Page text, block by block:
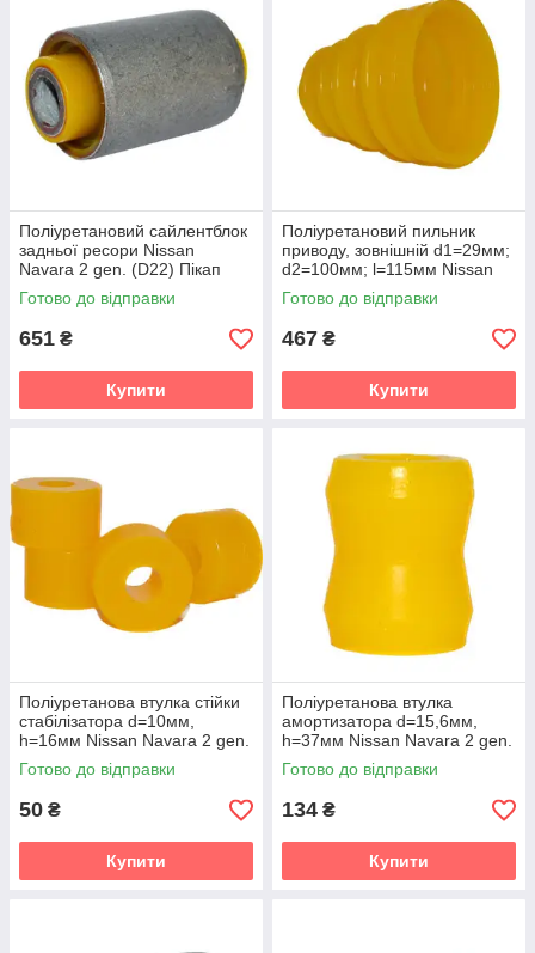
Поліуретановий сайлентблок
задньої ресори Nissan
Navara 2 gen. (D22) Пікап
(1998-2022) v19
Готово до відправки
651 ₴
Купити
Поліуретановий пильник
приводу, зовнішній d1=29мм;
d2=100мм; l=115мм Nissan
Navara 2 gen. (D22) Пікап
(1998-2022) v19
Готово до відправки
467 ₴
Купити
Поліуретанова втулка стійки
стабілізатора d=10мм,
h=16мм Nissan Navara 2 gen.
(D22) Пікап (1998-2022) v19
Готово до відправки
50 ₴
Купити
Поліуретанова втулка
амортизатора d=15,6мм,
h=37мм Nissan Navara 2 gen.
(D22) Пікап (1998-2022) v19
Готово до відправки
134 ₴
Купити